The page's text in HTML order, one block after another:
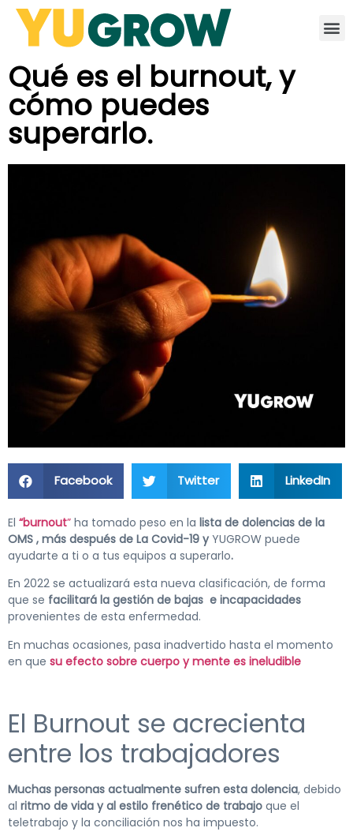
Qué es el burnout, y
cómo puedes
superarlo.
Facebook Twitter LinkedIn
El “burnout” ha tomado peso en la lista de dolencias de la
OMS , más después de La Covid-19 yYUGROW puede
ayudarte a ti o a tus equipos a superarlo.
En 2022 se actualizará esta nueva clasificación, de forma
que se facilitará la gestión de bajas e incapacidades
provenientes de esta enfermedad.
En muchas ocasiones, pasa inadvertido hasta el momento
en que su efecto sobre cuerpo y mente es ineludible
El Burnout se acrecienta
entre los trabajadores
Muchas personas actualmente sufren esta dolencia, debido
al ritmo de vida y al estilo frenético de trabajo que el
teletrabajo y la conciliación nos ha impuesto.